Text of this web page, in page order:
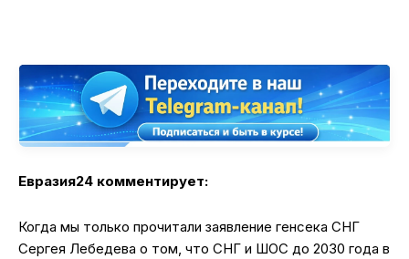
Евразия24 комментирует:
Когда мы только прочитали заявление генсека СНГ
Сергея Лебедева о том, что СНГ и ШОС до 2030 года в